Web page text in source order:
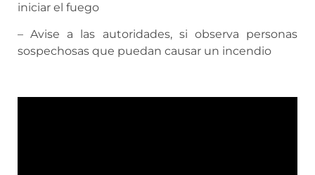
iniciar el fuego
– Avise a las autoridades, si observa personas
sospechosas que puedan causar un incendio